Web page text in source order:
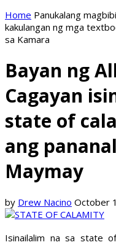
Home Panukalang
kakulangan ng mga
sa Kamara
Bayan ng
Cagayan
state of
ang
Maymay
by Drew Nacino October
Isinailalim na sa state